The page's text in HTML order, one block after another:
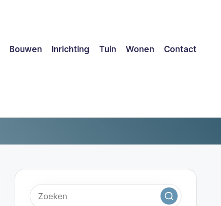
Bouwen Inrichting Tuin Wonen Contact